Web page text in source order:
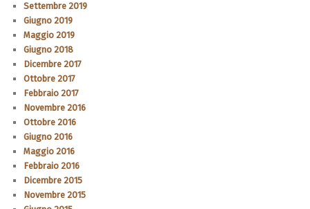
Settembre 2019
Giugno 2019
Maggio 2019
Giugno 2018
Dicembre 2017
Ottobre 2017
Febbraio 2017
Novembre 2016
Ottobre 2016
Giugno 2016
Maggio 2016
Febbraio 2016
Dicembre 2015
Novembre 2015